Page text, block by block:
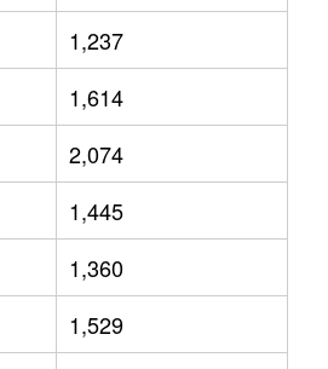
1,237
1,614
2,074
1,445
1,360
1,529